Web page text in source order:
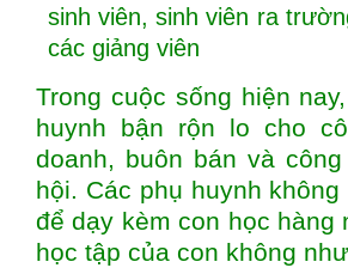
sinh viên, sinh viên ra
các giảng viên
Trong cuộc sống hiện
huynh bận rộn lo cho
doanh, buôn bán và
hội. Các phụ huynh
để dạy kèm con học hàng
học tập của con không